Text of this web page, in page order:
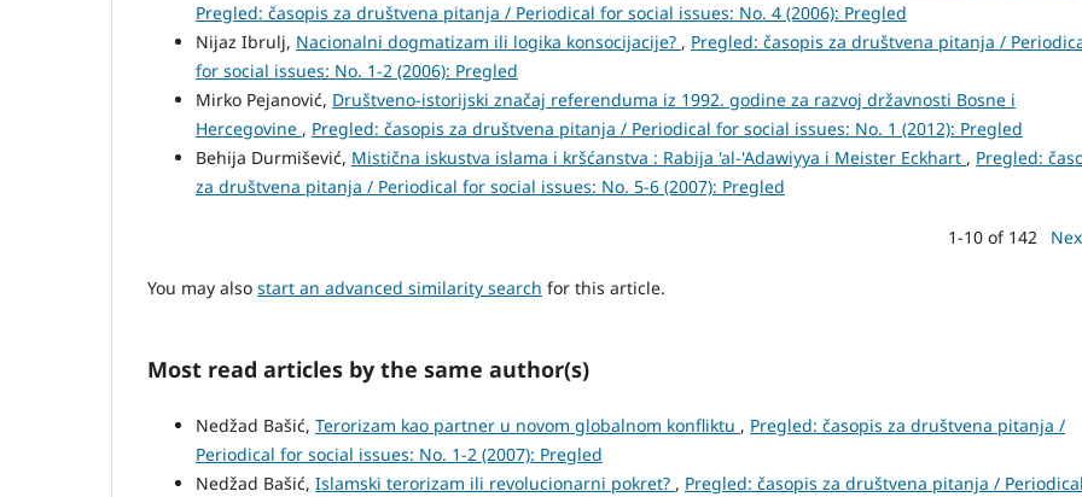
Pregled: časopis za društvena pitanja / Periodical for social issues: No. 4 (2006): Pregled
Nijaz Ibrulj, Nacionalni dogmatizam ili logika konsocijacije? , Pregled: časopis za društvena pitanja /
for social issues: No. 1-2 (2006): Pregled
Mirko Pejanović, Društveno-istorijski značaj referenduma iz 1992. godine za razvoj državnosti Bosne i
Hercegovine , Pregled: časopis za društvena pitanja / Periodical for social issues: No. 1 (2012): Pregled
Behija Durmišević, Mistična iskustva islama i kršćanstva : Rabija 'al-'Adawiyya i Meister Eckhart , Pregled:
za društvena pitanja / Periodical for social issues: No. 5-6 (2007): Pregled
1-10 of 142
You may also start an advanced similarity search for this article.
Most read articles by the same author(s)
Nedžad Bašić, Terorizam kao partner u novom globalnom konfliktu , Pregled: časopis za društvena pitanja /
Periodical for social issues: No. 1-2 (2007): Pregled
Nedžad Bašić, Islamski terorizam ili revolucionarni pokret? , Pregled: časopis za društvena pitanja /